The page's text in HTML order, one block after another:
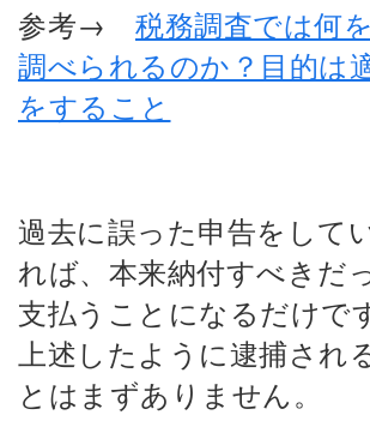
参考→ 税務調査では何
調べられるのか？目的は
をすること
過去に誤った申告をして
れば、本来納付すべきだ
支払うことになるだけで
上述したように逮捕され
とはまずありません。